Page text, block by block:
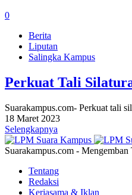
0
Berita
Liputan
Salingka Kampus
Perkuat Tali
Suarakampus.com- Perkuat tali
18 Maret 2023
Selengkapnya
Suarakampus.com -
Tentang
Redaksi
Kerjasama & Iklan